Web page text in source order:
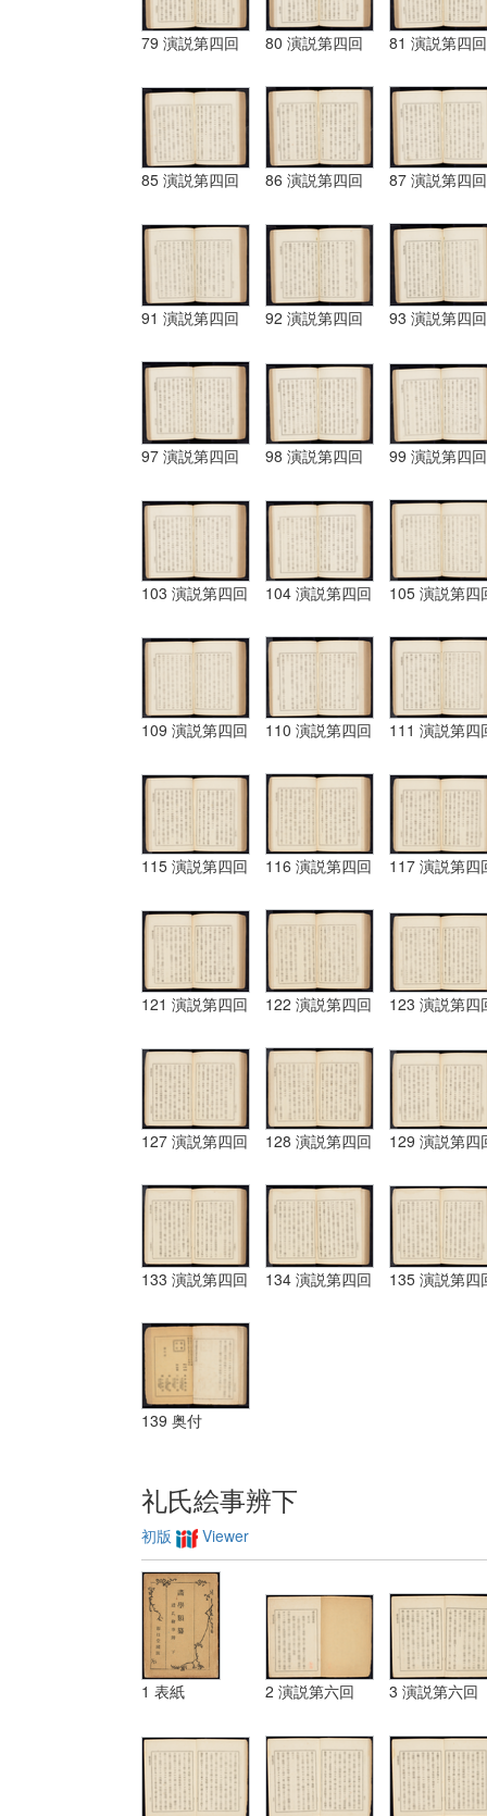
79 演説第四回 80 演説第四回 81 演説第四回
85 演説第四回 86 演説第四回 87 演説第四回
91 演説第四回 92 演説第四回 93 演説第四回
97 演説第四回 98 演説第四回 99 演説第四回
103 演説第四回 104 演説第四回 105 演説第四
109 演説第四回 110 演説第四回 111 演説第四
115 演説第四回 116 演説第四回 117 演説第四
121 演説第四回 122 演説第四回 123 演説第四
127 演説第四回 128 演説第四回 129 演説第四
133 演説第四回 134 演説第四回 135 演説第四
139 奥付
礼氏絵事辨下
初版 Viewer
1 表紙 2 演説第六回 3 演説第六回